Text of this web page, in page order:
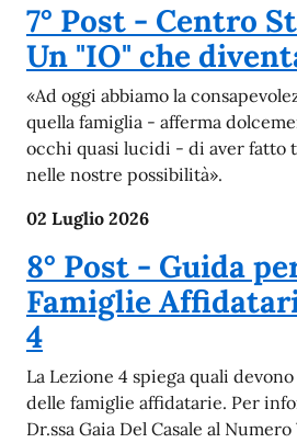
7° Post - Centro
Un "IO" che
«Ad oggi abbiamo la
quella famiglia - afferma
occhi quasi lucidi - di aver fatto
nelle nostre possibilità».
02 Luglio 2026
8° Post - Guida
Famiglie
4
La Lezione 4 spiega quali
delle famiglie affidatarie. Per
Dr.ssa Gaia Del Casale al